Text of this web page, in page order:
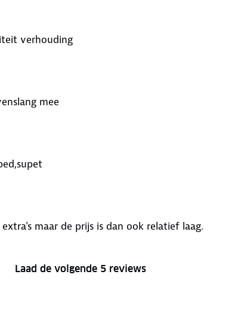
verhouding
mee
maar de prijs is dan ook relatief laag.
Laad de volgende 5 reviews